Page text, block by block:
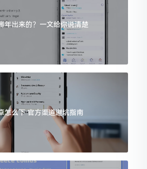
年出来的？一文给你说清楚
怎么下 官方渠道避坑指南